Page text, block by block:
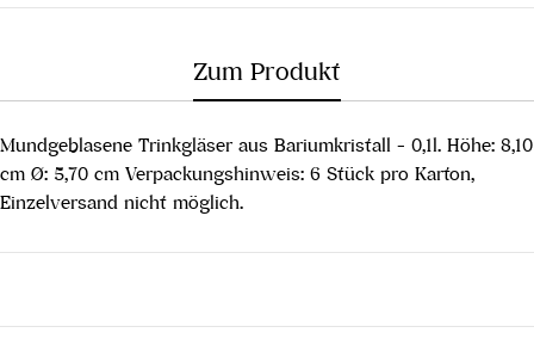
Zum Produkt
Mundgeblasene Trinkgläser aus Bariumkristall - 0,1l. Höhe: 8,10
cm Ø: 5,70 cm Verpackungshinweis: 6 Stück pro Karton,
Einzelversand nicht möglich.